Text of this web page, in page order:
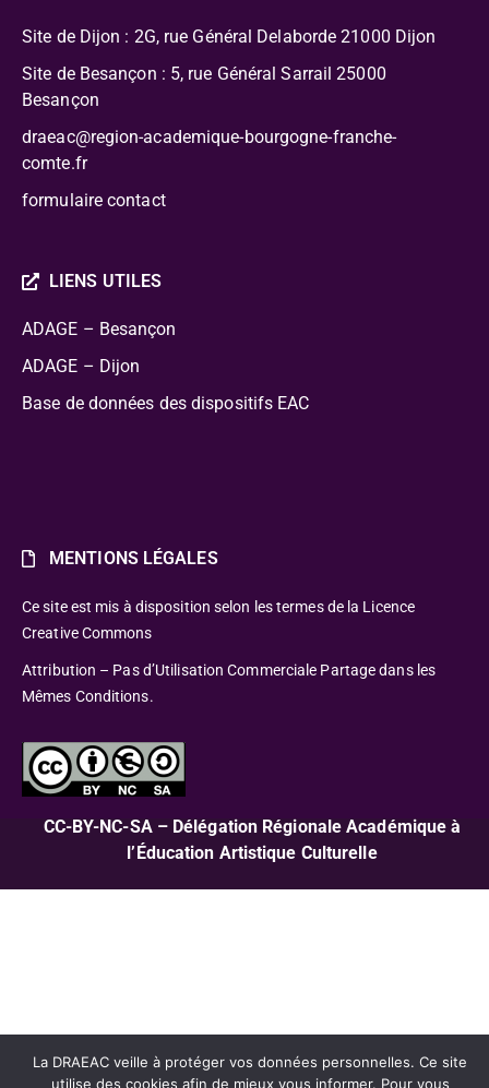
Site de Dijon : 2G, rue Général Delaborde 21000 Dijon
Site de Besançon : 5, rue Général Sarrail 25000
Besançon
draeac@region-academique-bourgogne-franche-
comte.fr
formulaire contact
LIENS UTILES
ADAGE – Besançon
ADAGE – Dijon
Base de données des dispositifs EAC
MENTIONS LÉGALES
Ce site est mis à disposition selon les termes de la Licence
Creative Commons
Attribution – Pas d’Utilisation Commerciale Partage dans les
Mêmes Conditions.
CC-BY-NC-SA – Délégation Régionale Académique à
l’Éducation Artistique Culturelle
La DRAEAC veille à protéger vos données personnelles. Ce site
utilise des cookies afin de mieux vous informer. Pour vous